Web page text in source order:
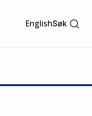
EnglishSøk